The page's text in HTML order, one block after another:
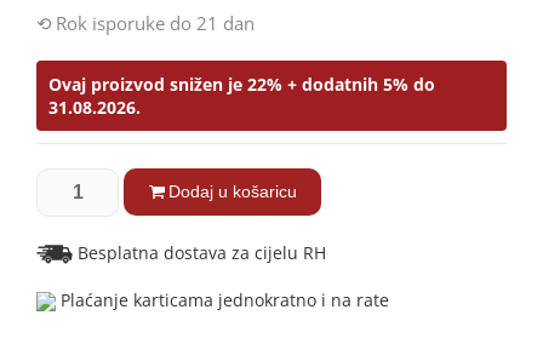
Rok isporuke do 21 dan
Ovaj proizvod snižen je 22% + dodatnih 5% do
31.08.2026.
Dodaj u košaricu
Besplatna dostava za cijelu RH
Plaćanje karticama jednokratno i na rate